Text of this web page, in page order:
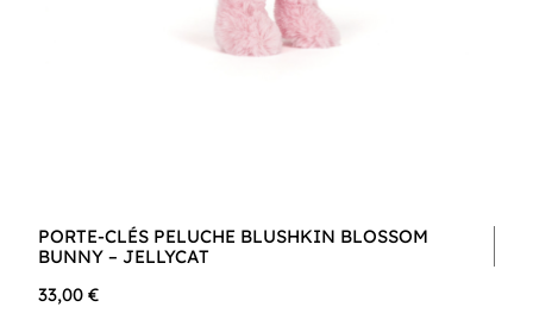
PORTE-CLÉS PELUCHE BLUSHKIN BLOSSOM
BUNNY – JELLYCAT
33,00 €